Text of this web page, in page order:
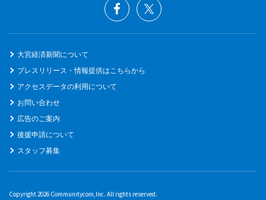
大宮経済新聞について
プレスリリース・情報提供はこちらから
アクセスデータの利用について
お問い合わせ
広告のご案内
後援申請について
スタッフ募集
Copyright 2026 Communitycom,Inc. All rights reserved.